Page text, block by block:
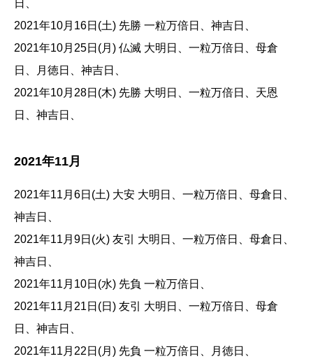
日、
2021年10月16日(土) 先勝 一粒万倍日、神吉日、
2021年10月25日(月) 仏滅 大明日、一粒万倍日、母倉
日、月徳日、神吉日、
2021年10月28日(木) 先勝 大明日、一粒万倍日、天恩
日、神吉日、
2021年11月
2021年11月6日(土) 大安 大明日、一粒万倍日、母倉日、
神吉日、
2021年11月9日(火) 友引 大明日、一粒万倍日、母倉日、
神吉日、
2021年11月10日(水) 先負 一粒万倍日、
2021年11月21日(日) 友引 大明日、一粒万倍日、母倉
日、神吉日、
2021年11月22日(月) 先負 一粒万倍日、月徳日、